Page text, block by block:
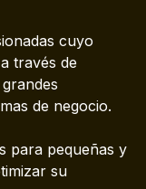
cuyo
través de
de negocio.
para pequeñas y
su